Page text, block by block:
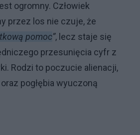
ogromny. Człowiek
przez los nie czuje, że
pomoc”, lecz staje się
przesunięcia cyfr z
Rodzi to poczucie alienacji,
pogłębia wyuczoną